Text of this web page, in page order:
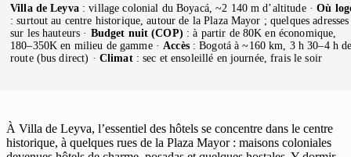
Villa de Leyva: village colonial du Boyacá, ~2 140 m d’altitude ·Où
: surtout au centre historique, autour de la Plaza Mayor ; quelques adresses
sur les hauteurs · Budget nuit (COP) : à partir de 80K en économique,
180–350K en milieu de gamme · Accès: Bogotá à ~160 km, 3 h 30–4 h
route (bus direct) · Climat: sec et ensoleillé en journée, frais le soir
À Villa de Leyva, l’essentiel des hôtels se concentre dans le centre
historique, à quelques rues de la Plaza Mayor : maisons coloniales